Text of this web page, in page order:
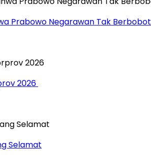
Prabowo Negarawan Tak Berbobot
2026
Selamat